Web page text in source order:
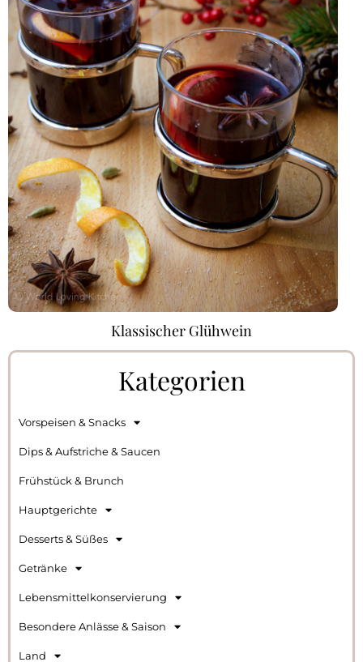
Klassischer Glühwein
Kategorien
Vorspeisen & Snacks
Dips & Aufstriche & Saucen
Frühstück & Brunch
Hauptgerichte
Desserts & Süßes
Getränke
Lebensmittelkonservierung
Besondere Anlässe & Saison
Land